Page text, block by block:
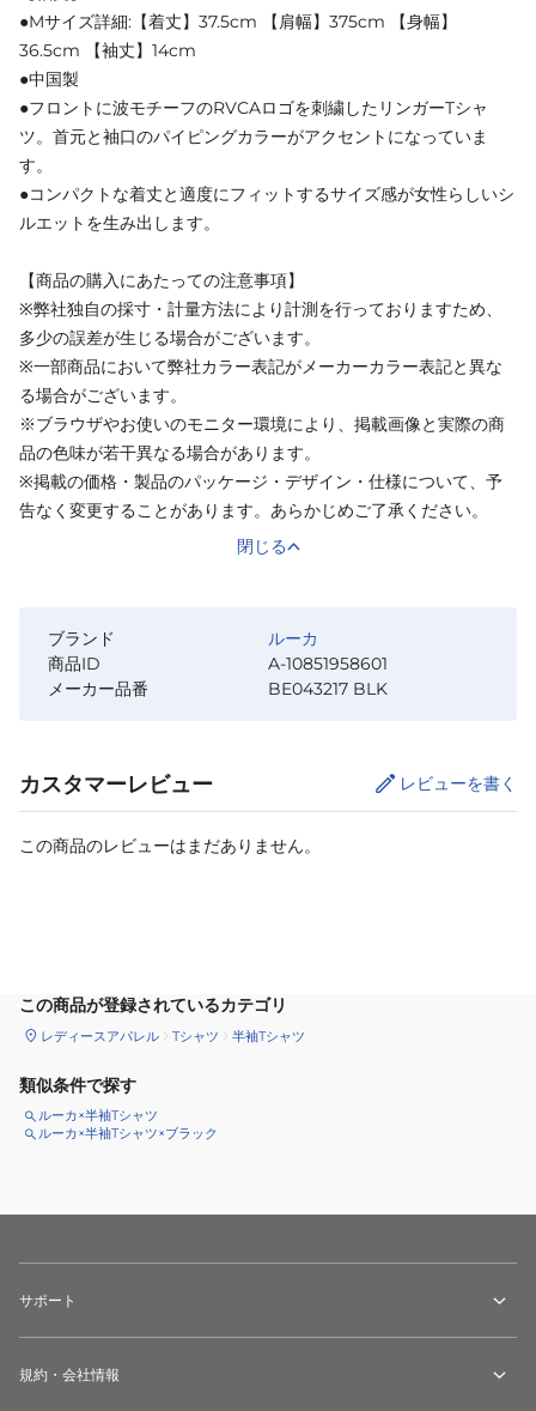
●Mサイズ詳細:【着丈】37.5cm 【肩幅】375cm 【身幅】
36.5cm 【袖丈】14cm
●中国製
●フロントに波モチーフのRVCAロゴを刺繍したリンガーTシャ
ツ。首元と袖口のパイピングカラーがアクセントになっていま
す。
●コンパクトな着丈と適度にフィットするサイズ感が女性らしいシ
ルエットを生み出します。
【商品の購入にあたっての注意事項】
※弊社独自の採寸・計量方法により計測を行っておりますため、
多少の誤差が生じる場合がございます。
※一部商品において弊社カラー表記がメーカーカラー表記と異な
る場合がございます。
※ブラウザやお使いのモニター環境により、掲載画像と実際の商
品の色味が若干異なる場合があります。
※掲載の価格・製品のパッケージ・デザイン・仕様について、予
告なく変更することがあります。あらかじめご了承ください。
閉じる
ブランド
ルーカ
商品ID
A-10851958601
メーカー品番
BE043217 BLK
カスタマーレビュー レビューを書く
この商品のレビューはまだありません。
この商品が登録されているカテゴリ
レディースアパレル Tシャツ 半袖Tシャツ
類似条件で探す
ルーカ×半袖Tシャツ
ルーカ×半袖Tシャツ×ブラック
サポート
規約・会社情報